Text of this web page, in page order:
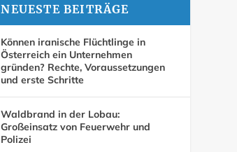
NEUESTE BEITRÄGE
Können iranische Flüchtlinge in
Österreich ein Unternehmen
gründen? Rechte, Voraussetzungen
und erste Schritte
Waldbrand in der Lobau:
Großeinsatz von Feuerwehr und
Polizei